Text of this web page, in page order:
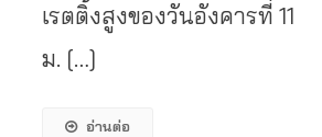
เรตติ้งสูงของวันอังคารที่ 11
ม. […]
อ่านต่อ